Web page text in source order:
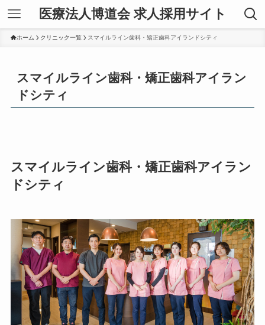
医療法人博道会 求人採用サイト
ホーム クリニック一覧 スマイルライン歯科・矯正歯科アイランドシティ
スマイルライン歯科・矯正歯科アイラン
ドシティ
スマイルライン歯科・ 矯正歯科アイラン
ドシティ